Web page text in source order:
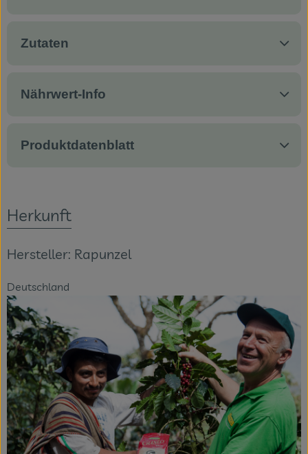
Zutaten
Nährwert-Info
Produktdatenblatt
Herkunft
Hersteller: Rapunzel
Deutschland